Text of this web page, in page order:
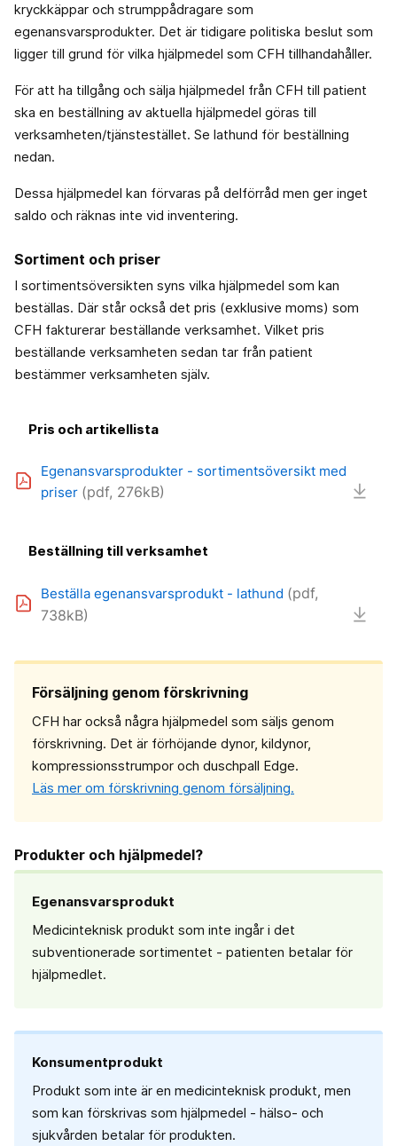
kryckkäppar och strumppådragare som
egenansvarsprodukter. Det är tidigare politiska beslut som
ligger till grund för vilka hjälpmedel som CFH tillhandahåller.
För att ha tillgång och sälja hjälpmedel från CFH till patient
ska en beställning av aktuella hjälpmedel göras till
verksamheten/tjänstestället. Se lathund för beställning
nedan.
Dessa hjälpmedel kan förvaras på delförråd men ger inget
saldo och räknas inte vid inventering.
Sortiment och priser
I sortimentsöversikten syns vilka hjälpmedel som kan
beställas. Där står också det pris (exklusive moms) som
CFH fakturerar beställande verksamhet. Vilket pris
beställande verksamheten sedan tar från patient
bestämmer verksamheten själv.
Pris och artikellista
Egenansvarsprodukter - sortimentsöversikt med
priser (pdf, 276kB)
Beställning till verksamhet
Beställa egenansvarsprodukt - lathund (pdf,
738kB)
Försäljning genom förskrivning
CFH har också några hjälpmedel som säljs genom
förskrivning. Det är förhöjande dynor, kildynor,
kompressionsstrumpor och duschpall Edge.
Läs mer om förskrivning genom försäljning.
Produkter och hjälpmedel?
Egenansvarsprodukt
Medicinteknisk produkt som inte ingår i det
subventionerade sortimentet - patienten betalar för
hjälpmedlet.
Konsumentprodukt
Produkt som inte är en medicinteknisk produkt, men
som kan förskrivas som hjälpmedel - hälso- och
sjukvården betalar för produkten.